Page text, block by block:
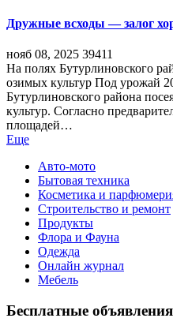
Дружные всходы — залог
нояб 08, 2025 39411
На полях Бутурлиновского
озимых культур Под урожай
Бутурлиновского района
культур. Согласно
площадей…
Еще
Авто-мото
Бытовая техника
Косметика и
Строительство и ремонт
Продукты
Флора и Фауна
Одежда
Онлайн журнал
Мебель
Бесплатные